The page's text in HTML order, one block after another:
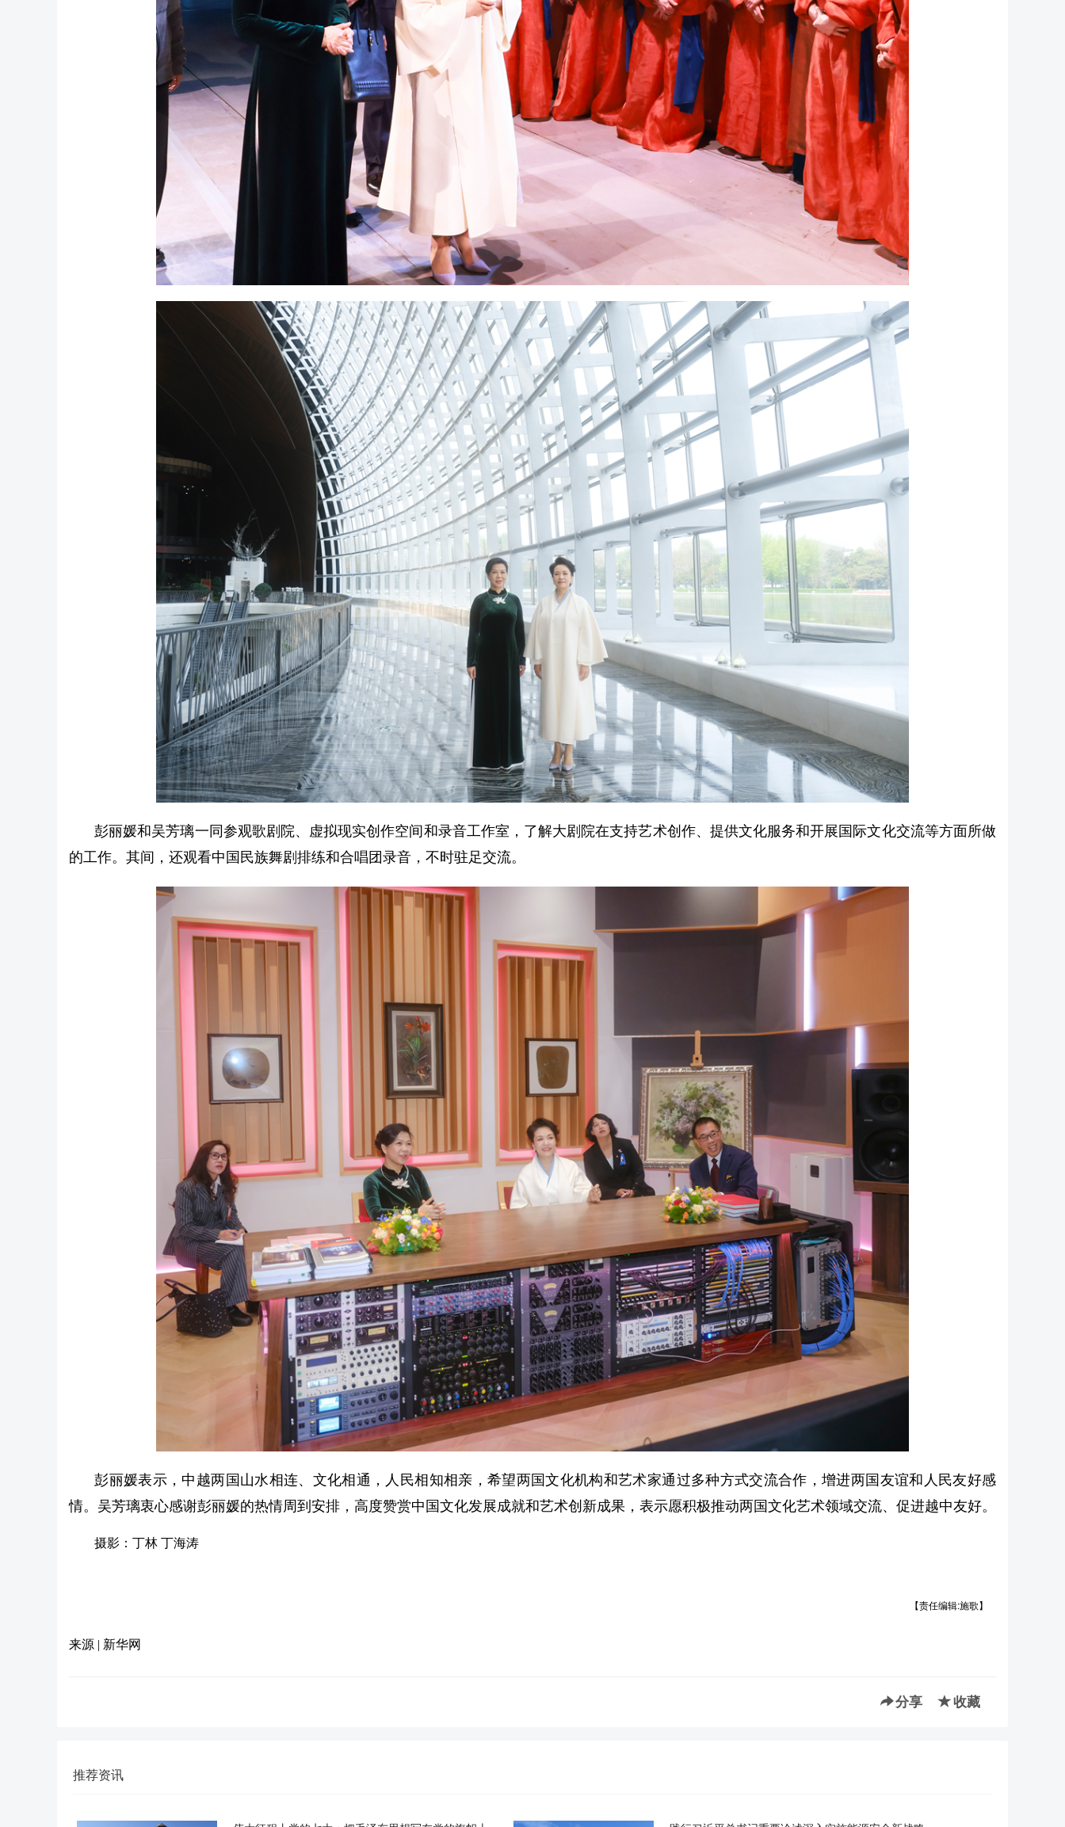
彭丽媛和吴芳璃一同参观歌剧院、虚拟现实创作空间和录音工作室，了解大剧院在支持艺术创作、提供文化服务和开展国际文化交流等方面所做
的工作。其间，还观看中国民族舞剧排练和合唱团录音，不时驻足交流。
彭丽媛表示，中越两国山水相连、文化相通，人民相知相亲，希望两国文化机构和艺术家通过多种方式交流合作，增进两国友谊和人民友好感
情。吴芳璃衷心感谢彭丽媛的热情周到安排，高度赞赏中国文化发展成就和艺术创新成果，表示愿积极推动两国文化艺术领域交流、促进越中友好。
摄影：丁林 丁海涛
【责任编辑:施歌】
来源 | 新华网
分享 收藏
推荐资讯